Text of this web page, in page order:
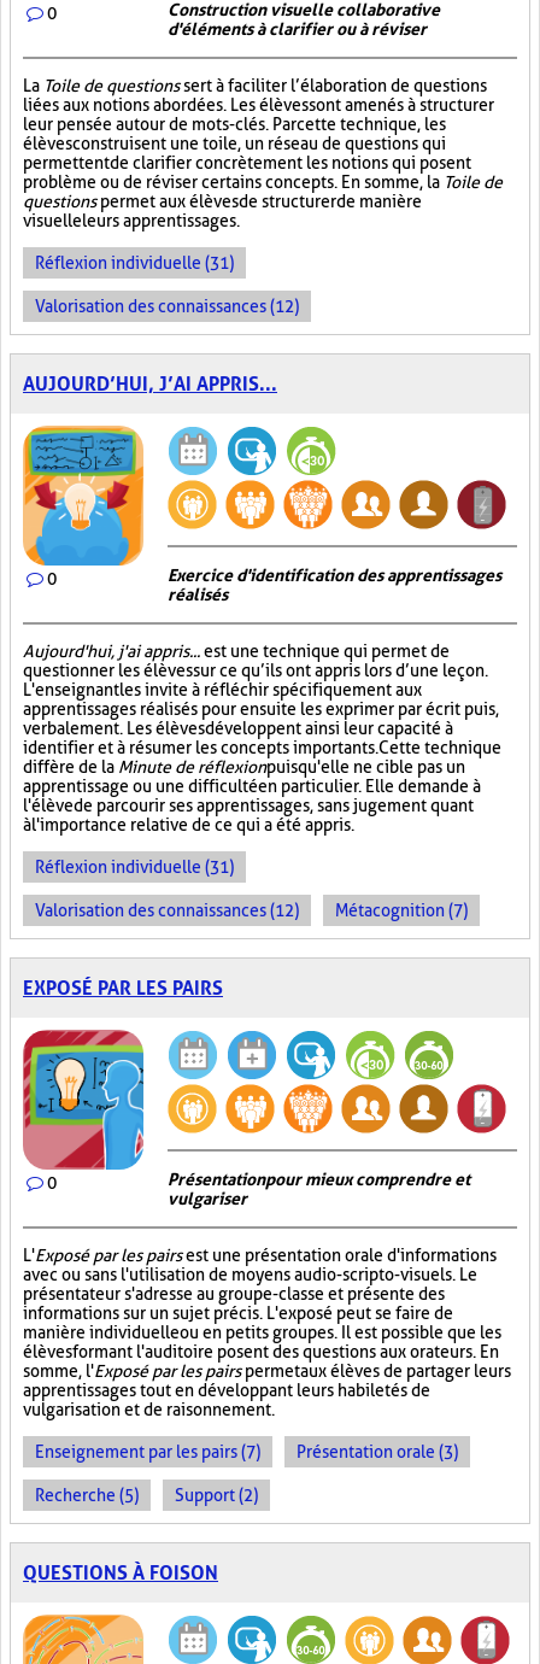
0
Construction visuelle collaborative
d'éléments à clarifier ou à réviser
La Toile de questionssert à faciliter l’élaboration de questions
liées aux notions abordées. Les élèves sont amenés à structurer
leur pensée autour de mots-clés. Par cette technique, les
élèves construisent une toile, un réseau de questions qui
permettent de clarifier concrètement les notions qui posent
problème ou de réviser certains concepts. En somme, la Toile de
questionspermet aux élèves de structurer de manière
visuelle leurs apprentissages.
Réflexion individuelle (31)
Valorisation des connaissances (12)
AUJOURD’HUI, J’AI APPRIS...
0
Exercice d'identification des apprentissages
réalisés
Aujourd'hui, j'ai appris...est une technique qui permet de
questionner les élèves sur ce qu’ils ont appris lors d’une leçon.
L'enseignant les invite à réfléchir spécifiquement aux
apprentissages réalisés pour ensuite les exprimer par écrit puis,
verbalement. Les élèves développent ainsi leur capacité à
identifier et à résumer les concepts importants. Cette technique
diffère de la Minute de réflexionpuisqu'elle ne cible pas un
apprentissage ou une difficulté en particulier. Elle demande à
l'élève de parcourir ses apprentissages, sans jugement quant
à l'importance relative de ce qui a été appris.
Réflexion individuelle (31)
Valorisation des connaissances (12) Métacognition (7)
EXPOSÉ PAR LES PAIRS
0
Présentation pour mieux comprendre et
vulgariser
L'Exposé par les pairsest une présentation orale d'informations
avec ou sans l'utilisation de moyens audio-scripto-visuels. Le
présentateur s'adresse au groupe-classe et présente des
informations sur un sujet précis. L'exposé peut se faire de
manière individuelle ou en petits groupes. Il est possible que les
élèves formant l'auditoire posent des questions aux orateurs. En
somme, l'Exposé par les pairspermet aux élèves de partager leurs
apprentissages tout en développant leurs habiletés de
vulgarisation et de raisonnement.
Enseignement par les pairs (7) Présentation orale (3)
Recherche (5) Support (2)
QUESTIONS À FOISON